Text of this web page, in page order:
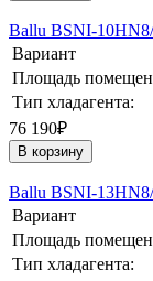
Ballu BSNI-
Вариант
Площадь
Тип хладагента:
76 190₽
В корзину
Ballu BSNI-
Вариант
Площадь
Тип хладагента: